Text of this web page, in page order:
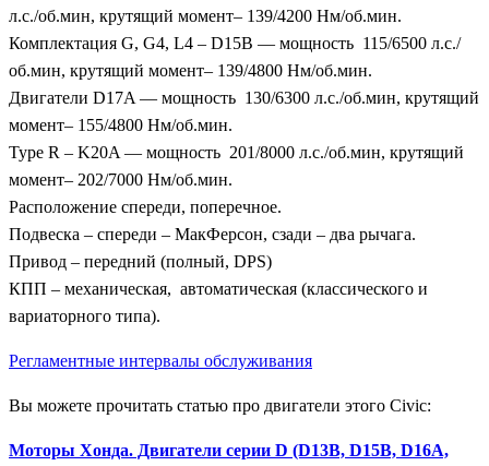
л.с./об.мин, крутящий момент– 139/4200 Нм/об.мин.
Комплектация G, G4, L4 – D15B — мощность 115/6500 л.с./
об.мин, крутящий момент– 139/4800 Нм/об.мин.
Двигатели D17A — мощность 130/6300 л.с./об.мин, крутящий
момент– 155/4800 Нм/об.мин.
Type R – K20A — мощность 201/8000 л.с./об.мин, крутящий
момент– 202/7000 Нм/об.мин.
Расположение спереди, поперечное.
Подвеска – спереди – МакФерсон, сзади – два рычага.
Привод – передний (полный, DPS)
КПП – механическая, автоматическая (классического и
вариаторного типа).
Регламентные интервалы обслуживания
Вы можете прочитать статью про двигатели этого Civic:
Моторы Хонда. Двигатели серии D (D13B, D15B, D16A,